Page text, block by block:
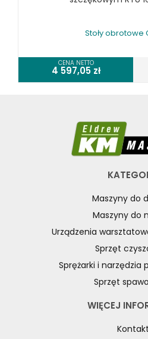
Stoły obrotowe
CENA NETTO
4 597,05 zł
Maszyny do
Maszyny do
Urządzenia
Sprzęt
Sprężarki i
Sprzęt
WIĘCEJ
Kontakt